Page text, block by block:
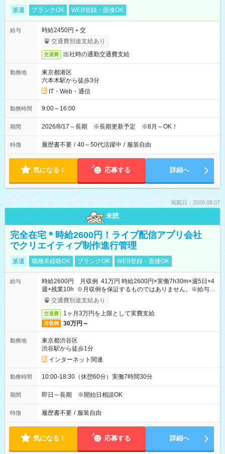
派遣 ブランクOK WEB登録・面接OK
給与
時給2450円＋交
交通費別途支給あり
交通費 出社時の通勤交通費支給
勤務地
東京都港区
六本木駅から徒歩3分
IT・Web・通信
勤務時間 9:00～16:00
期間 2026/8/17～長期 ※長期更新予定 ※8月～OK！
特徴 履歴書不要 / 40～50代活躍中 / 服装自由
気になる！ 応募する 詳細へ
掲載日：2026.08.07
未読
完全在宅＊時給2600円！ライブ配信アプリ会社
でクリエイティブ制作進行管理
派遣 職種未経験OK ブランクOK WEB登録・面接OK
給与
時給2600円 月収例 41万円 時給2600円×実働7h30m×週5日×4
週+残業10h ※月収例を保証するものではありません。※給与即
受取りサービス利用可（利用条件有）
交通費別途支給あり
交通費 1ヶ月3万円を上限として実費支給
月収例 30万円～
勤務地
東京都渋谷区
渋谷駅から徒歩1分
インターネット関連
勤務時間 10:00-18:30（休憩60分）実働7時間30分
期間 即日～長期 ※開始日相談OK
特徴 履歴書不要 / 服装自由
気になる！ 応募する 詳細へ